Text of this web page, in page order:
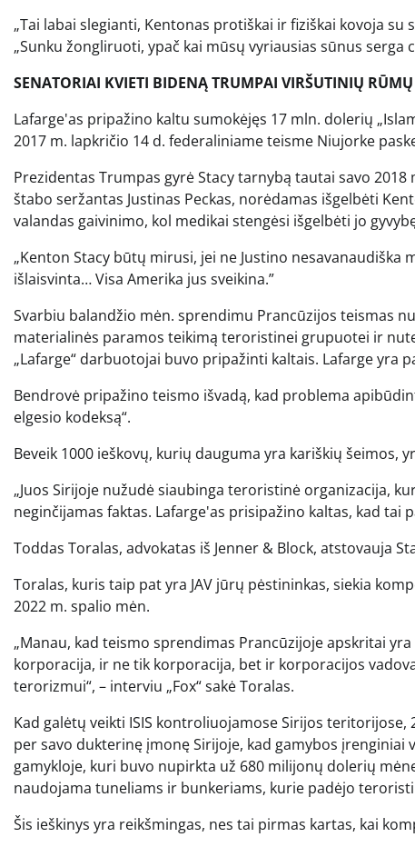
„Tai labai slegianti, Kentonas protiškai ir fiziškai kovoja su
„Sunku žongliruoti, ypač kai mūsų vyriausias sūnus
SENATORIAI KVIETI BIDENĄ TRUMPAI VIRŠUTINIŲ
Lafarge'as pripažino kaltu sumokėjęs 17 mln. dolerių
2017 m. lapkričio 14 d. federaliniame teisme Niujorke
Prezidentas Trumpas gyrė Stacy tarnybą tautai savo
štabo seržantas Justinas Peckas, norėdamas išgelbėti
valandas gaivinimo, kol medikai stengėsi išgelbėti jo
„Kenton Stacy būtų mirusi, jei ne Justino nesavanaudiška
išlaisvinta… Visa Amerika jus sveikina.”
Svarbiu balandžio mėn. sprendimu Prancūzijos teismas
materialinės paramos teikimą teroristinei grupuotei ir
„Lafarge“ darbuotojai buvo pripažinti kaltais. Lafarge yra
Bendrovė pripažino teismo išvadą, kad problema
elgesio kodeksą“.
Beveik 1000 ieškovų, kurių dauguma yra kariškių
„Juos Sirijoje nužudė siaubinga teroristinė organizacija,
neginčijamas faktas. Lafarge'as prisipažino kaltas, kad tai
Toddas Toralas, advokatas iš Jenner & Block, atstovauja
Toralas, kuris taip pat yra JAV jūrų pėstininkas, siekia
2022 m. spalio mėn.
„Manau, kad teismo sprendimas Prancūzijoje apskritai
korporacija, ir ne tik korporacija, bet ir korporacijos
terorizmui“, – interviu „Fox“ sakė Toralas.
Kad galėtų veikti ISIS kontroliuojamose Sirijos teritorijose,
per savo dukterinę įmonę Sirijoje, kad gamybos įrenginiai
gamykloje, kuri buvo nupirkta už 680 milijonų dolerių
naudojama tuneliams ir bunkeriams, kurie padėjo
Šis ieškinys yra reikšmingas, nes tai pirmas kartas, kai